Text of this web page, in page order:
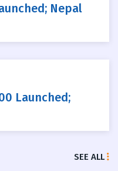
Nepal
Launched;
SEE ALL